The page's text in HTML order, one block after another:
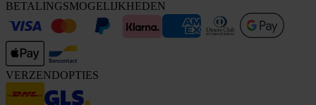
BETALINGSMOGELIJKHEDEN
VERZENDOPTIES